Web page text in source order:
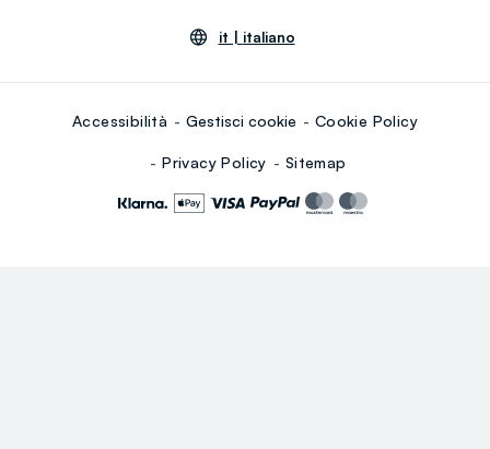
it | italiano
Accessibilità Gestisci cookie Cookie Policy
Privacy Policy Sitemap